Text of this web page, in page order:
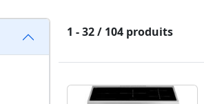
1 - 32 / 104 produits